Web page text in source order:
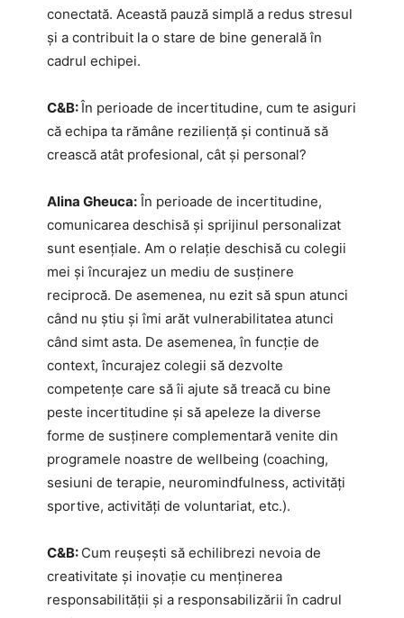
conectată. Această pauză simplă a redus stresul
și a contribuit la o stare de bine generală în
cadrul echipei.
C&B:În perioade de incertitudine, cum te asiguri
că echipa ta rămâne reziliență și continuă să
crească atât profesional, cât și personal?
Alina Gheuca: În perioade de incertitudine,
comunicarea deschisă și sprijinul personalizat
sunt esențiale. Am o relație deschisă cu colegii
mei și încurajez un mediu de susținere
reciprocă. De asemenea, nu ezit să spun atunci
când nu știu și îmi arăt vulnerabilitatea atunci
când simt asta. De asemenea, în funcție de
context, încurajez colegii să dezvolte
competențe care să îi ajute să treacă cu bine
peste incertitudine și să apeleze la diverse
forme de susținere complementară venite din
programele noastre de wellbeing (coaching,
sesiuni de terapie, neuromindfulness, activități
sportive, activități de voluntariat, etc.).
C&B: Cum reușești să echilibrezi nevoia de
creativitate și inovație cu menținerea
responsabilității și a responsabilizării în cadrul